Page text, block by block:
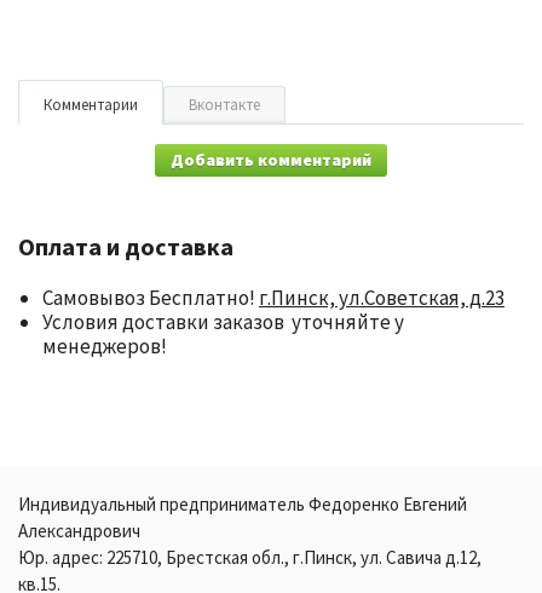
Комментарии Вконтакте
Добавить комментарий
Оплата и доставка
Самовывоз Бесплатно! г.Пинск, ул.Советская, д.23
Условия доставки заказов уточняйте у
менеджеров!
Индивидуальный предприниматель Федоренко Евгений
Александрович
Юр. адрес: 225710, Брестская обл., г.Пинск, ул. Савича д.12,
кв.15.